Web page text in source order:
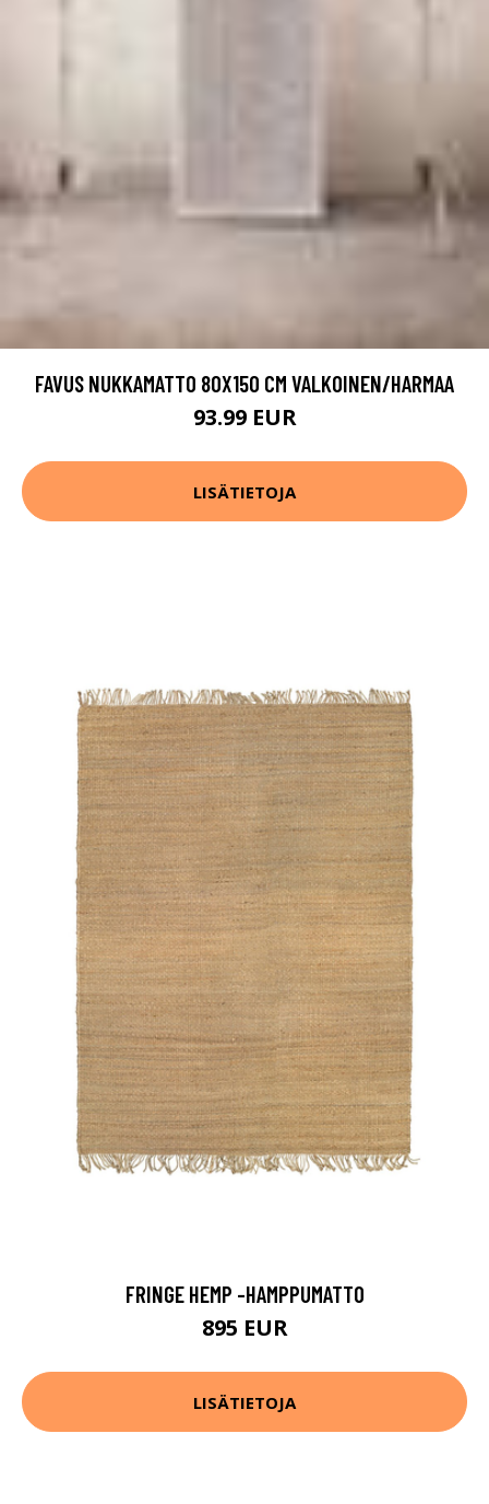
FAVUS NUKKAMATTO 80X150 CM VALKOINEN/HARMAA
93.99 EUR
LISÄTIETOJA
FRINGE HEMP -HAMPPUMATTO
895 EUR
LISÄTIETOJA